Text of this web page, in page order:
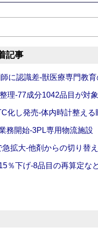
記事
に認識差‐獣医療専門教
理‐77成分1042品目が対
化し発売‐体内時計整え
務開始‐3PL専用物流施設
拡大‐他剤からの切り替
％下げ‐8品目の再算定な